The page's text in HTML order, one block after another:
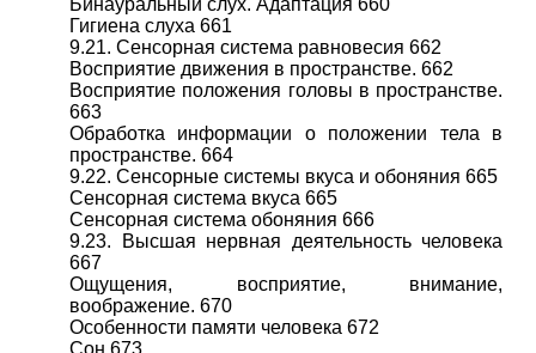
Бинауральный слух. Адаптация 660
Гигиена слуха 661
9.21. Сенсорная система равновесия 662
Восприятие движения в пространстве. 662
Восприятие положения головы в пространстве.
663
Обработка информации о положении тела в
пространстве. 664
9.22. Сенсорные системы вкуса и обоняния 665
Сенсорная система вкуса 665
Сенсорная система обоняния 666
9.23. Высшая нервная деятельность человека
667
Ощущения, восприятие, внимание,
воображение. 670
Особенности памяти человека 672
Сон 673